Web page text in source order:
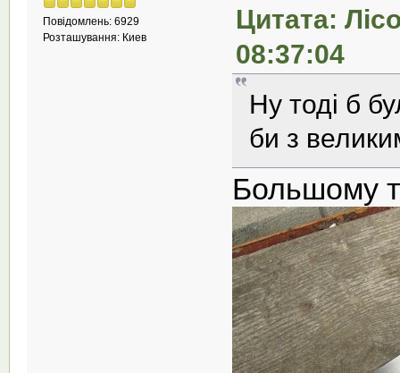
Повідомлень: 6929
Розташування: Киев
Цитата:
08:37:04
Ну тоді б
би з
Большому